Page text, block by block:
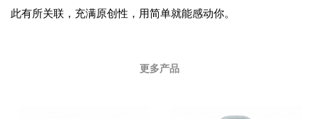
此有所关联，充满原创性，用简单就能感动你。
更多产品